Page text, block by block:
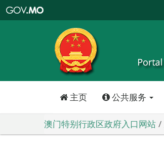
特
政
区
政
口
主页 公共服务
澳门特别行政区政府入口网站